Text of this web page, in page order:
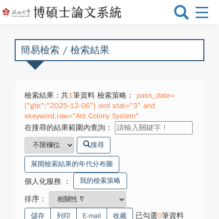
選
換
簡易檢索 / 檢索結果
檢索結果：共1筆資料 檢索策略：
pass_date=
{"gte":"2025-12-06"} and stat="3" and
ekeyword.raw="Ant Colony System"
在搜尋的結果範圍內查詢：
搜尋
展開檢索結果的年代分布圖
個人化服務 ： 我的檢索策略
排序：
儲存 列印 E-mail 收藏 已勾選0筆資料